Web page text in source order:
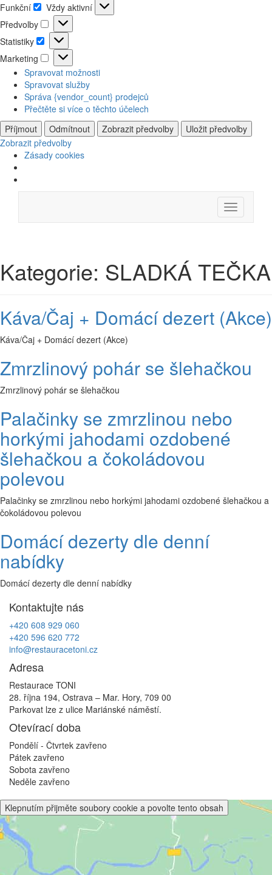
Funkční
Funkční
Vždy aktivní
Předvolby
Předvolby
Statistiky
Statistiky
Marketing
Marketing
Spravovat možnosti
Spravovat služby
Správa {vendor_count} prodejců
Přečtěte si více o těchto účelech
Příjmout
Odmítnout Zobrazit předvolby
Uložit předvolby
Zobrazit předvolby
Zásady cookies
content
Menu
Kategorie: SLADKÁ TEČKA
Káva/Čaj + Domácí dezert (Akce)
Káva/Čaj + Domácí dezert (Akce)
Zmrzlinový pohár se šlehačkou
Zmrzlinový pohár se šlehačkou
Palačinky se zmrzlinou nebo
horkými jahodami ozdobené
šlehačkou a čokoládovou
polevou
Palačinky se zmrzlinou nebo horkými jahodami ozdobené šlehačkou a
čokoládovou polevou
Domácí dezerty dle denní
nabídky
Domácí dezerty dle denní nabídky
Kontaktujte nás
+420 608 929 060
+420 596 620 772
info@restauracetoni.cz
Adresa
Restaurace TONI
28. října 194, Ostrava – Mar. Hory, 709 00
Parkovat lze z ulice Mariánské náměstí.
Otevírací doba
Pondělí - Čtvrtek zavřeno
Pátek zavřeno
Sobota zavřeno
Neděle zavřeno
Klepnutím přijměte soubory cookie a povolte tento obsah